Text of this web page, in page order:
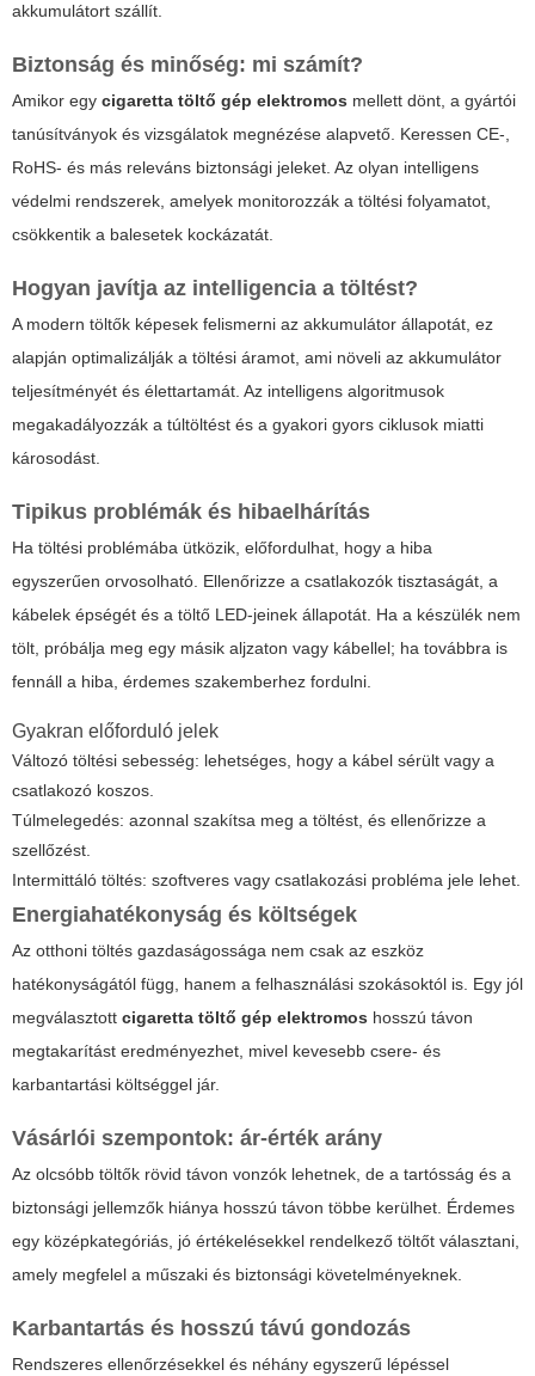
akkumulátort szállít.
Biztonság és minőség: mi számít?
Amikor egy cigaretta töltő gép elektromos mellett dönt, a gyártói
tanúsítványok és vizsgálatok megnézése alapvető. Keressen CE-,
RoHS- és más releváns biztonsági jeleket. Az olyan intelligens
védelmi rendszerek, amelyek monitorozzák a töltési folyamatot,
csökkentik a balesetek kockázatát.
Hogyan javítja az intelligencia a töltést?
A modern töltők képesek felismerni az akkumulátor állapotát, ez
alapján optimalizálják a töltési áramot, ami növeli az akkumulátor
teljesítményét és élettartamát. Az intelligens algoritmusok
megakadályozzák a túltöltést és a gyakori gyors ciklusok miatti
károsodást.
Tipikus problémák és hibaelhárítás
Ha töltési problémába ütközik, előfordulhat, hogy a hiba
egyszerűen orvosolható. Ellenőrizze a csatlakozók tisztaságát, a
kábelek épségét és a töltő LED-jeinek állapotát. Ha a készülék nem
tölt, próbálja meg egy másik aljzaton vagy kábellel; ha továbbra is
fennáll a hiba, érdemes szakemberhez fordulni.
Gyakran előforduló jelek
Változó töltési sebesség: lehetséges, hogy a kábel sérült vagy a
csatlakozó koszos.
Túlmelegedés: azonnal szakítsa meg a töltést, és ellenőrizze a
szellőzést.
Intermittáló töltés: szoftveres vagy csatlakozási probléma jele lehet.
Energiahatékonyság és költségek
Az otthoni töltés gazdaságossága nem csak az eszköz
hatékonyságától függ, hanem a felhasználási szokásoktól is. Egy jól
megválasztott cigaretta töltő gép elektromos hosszú távon
megtakarítást eredményezhet, mivel kevesebb csere- és
karbantartási költséggel jár.
Vásárlói szempontok: ár-érték arány
Az olcsóbb töltők rövid távon vonzók lehetnek, de a tartósság és a
biztonsági jellemzők hiánya hosszú távon többe kerülhet. Érdemes
egy középkategóriás, jó értékelésekkel rendelkező töltőt választani,
amely megfelel a műszaki és biztonsági követelményeknek.
Karbantartás és hosszú távú gondozás
Rendszeres ellenőrzésekkel és néhány egyszerű lépéssel